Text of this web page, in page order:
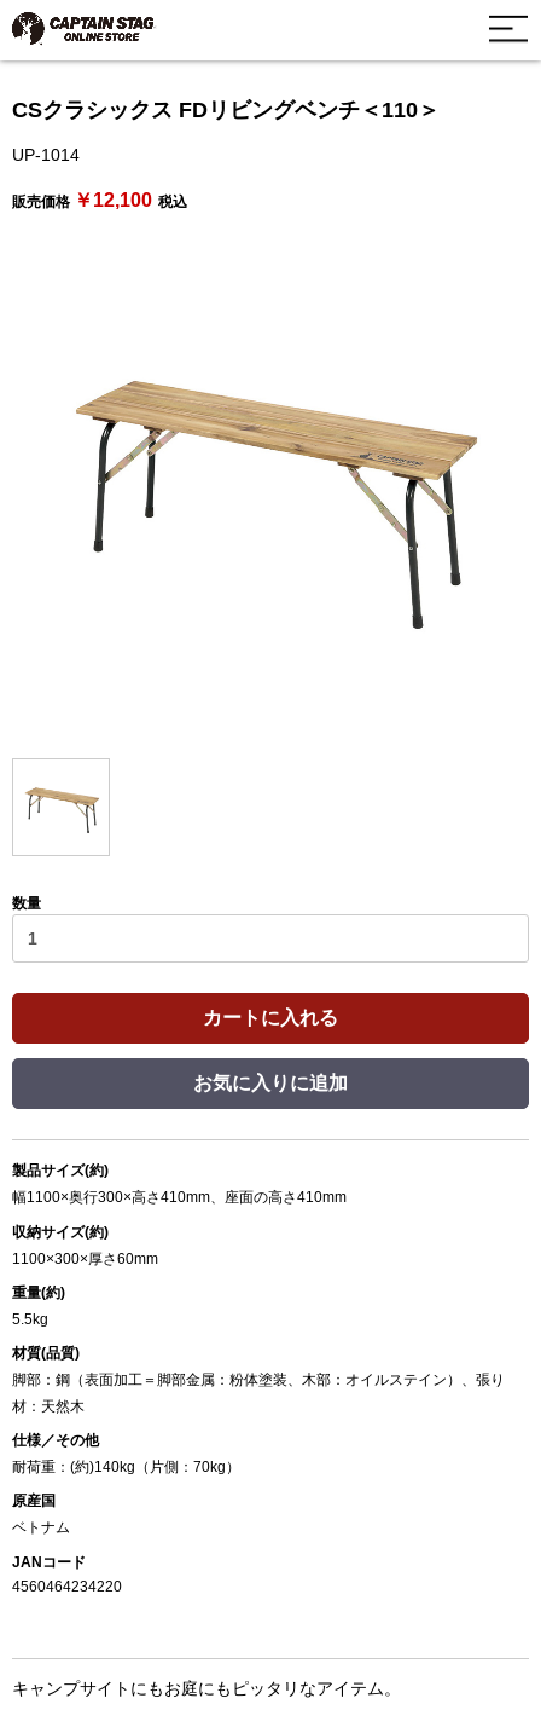
CSクラシックス FDリビングベンチ＜110＞
UP-1014
販売価格 ￥12,100 税込
数量
カートに入れる
お気に入りに追加
製品サイズ(約)
幅1100×奥行300×高さ410mm、座面の高さ410mm
収納サイズ(約)
1100×300×厚さ60mm
重量(約)
5.5kg
材質(品質)
脚部：鋼（表面加工＝脚部金属：粉体塗装、木部：オイルステイン）、張り
材：天然木
仕様／その他
耐荷重：(約)140kg（片側：70kg）
原産国
ベトナム
JANコード
4560464234220
キャンプサイトにもお庭にもピッタリなアイテム。